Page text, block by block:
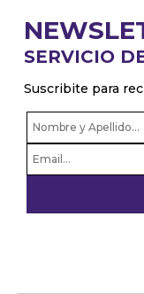
SERVICIO
Suscribite para